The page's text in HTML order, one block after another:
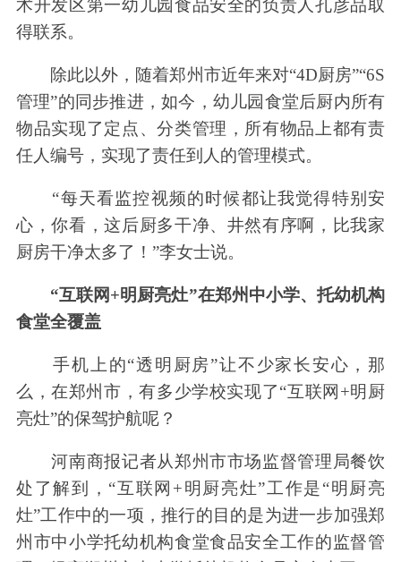
术开发区第一幼儿园食品安全的负责人孔彦品取
得联系。
除此以外，随着郑州市近年来对“4D厨房”“6S
管理”的同步推进，如今，幼儿园食堂后厨内所有
物品实现了定点、分类管理，所有物品上都有责
任人编号，实现了责任到人的管理模式。
“每天看监控视频的时候都让我觉得特别安
心，你看，这后厨多干净、井然有序啊，比我家
厨房干净太多了！”李女士说。
“互联网+明厨亮灶”在郑州中小学、托幼机构
食堂全覆盖
手机上的“透明厨房”让不少家长安心，那
么，在郑州市，有多少学校实现了“互联网+明厨
亮灶”的保驾护航呢？
河南商报记者从郑州市市场监督管理局餐饮
处了解到，“互联网+明厨亮灶”工作是“明厨亮
灶”工作中的一项，推行的目的是为进一步加强郑
州市中小学托幼机构食堂食品安全工作的监督管